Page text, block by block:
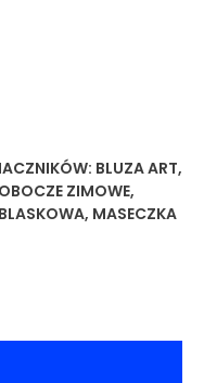
BLUZA ART,
ZIMOWE,
, MASECZKA